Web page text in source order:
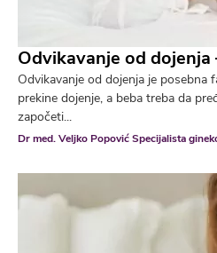
Odvikavanje od
Odvikavanje od dojenja je posebna
prekine dojenje, a beba treba da
započeti...
Dr med. Veljko Popović Specijalista